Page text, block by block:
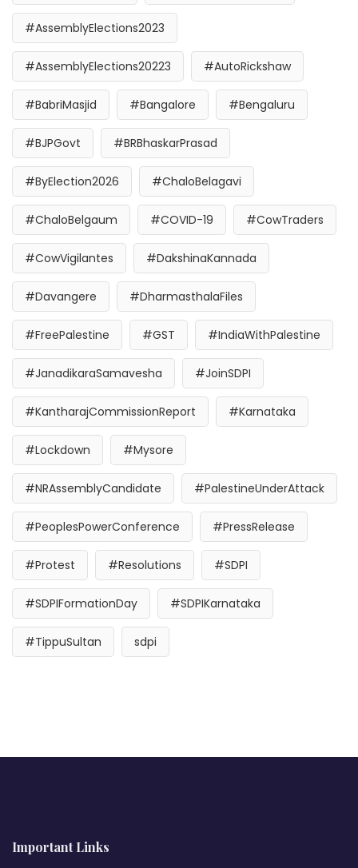
#AssemblyElections2023
#AssemblyElections20223 #AutoRickshaw
#BabriMasjid #Bangalore #Bengaluru
#BJPGovt #BRBhaskarPrasad
#ByElection2026 #ChaloBelagavi
#ChaloBelgaum #COVID-19 #CowTraders
#CowVigilantes #DakshinaKannada
#Davangere #DharmasthalaFiles
#FreePalestine #GST #IndiaWithPalestine
#JanadikaraSamavesha #JoinSDPI
#KantharajCommissionReport #Karnataka
#Lockdown #Mysore
#NRAssemblyCandidate #PalestineUnderAttack
#PeoplesPowerConference #PressRelease
#Protest #Resolutions #SDPI
#SDPIFormationDay #SDPIKarnataka
#TippuSultan sdpi
Important Links